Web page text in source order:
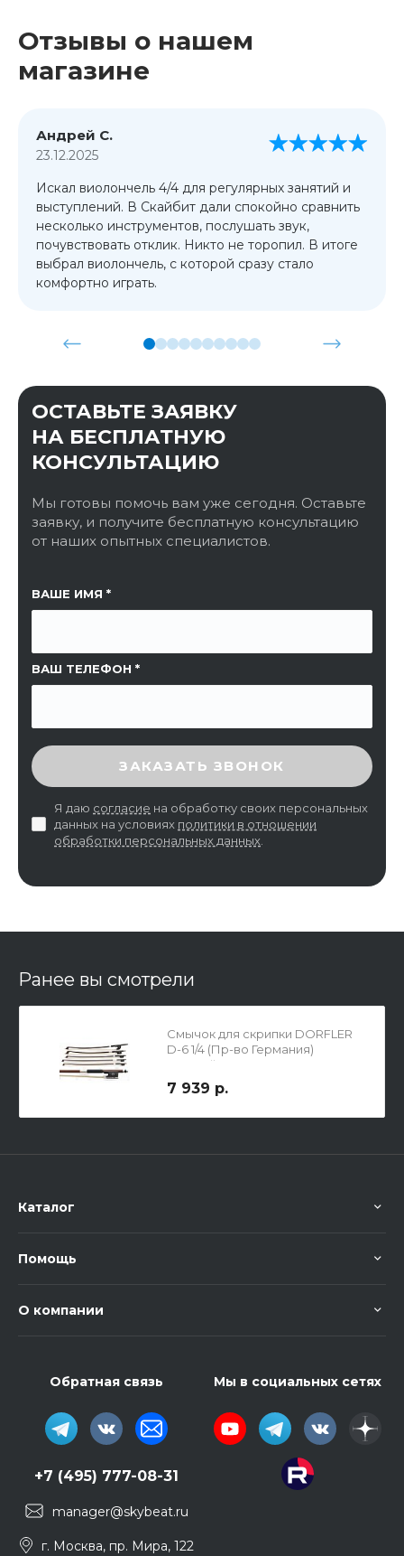
Отзывы о нашем
магазине
Андрей С.
23.12.2025
Искал виолончель 4/4 для регулярных занятий и
выступлений. В Скайбит дали спокойно сравнить
несколько инструментов, послушать звук,
почувствовать отклик. Никто не торопил. В итоге
выбрал виолончель, с которой сразу стало
комфортно играть.
ОСТАВЬТЕ ЗАЯВКУ
НА БЕСПЛАТНУЮ
КОНСУЛЬТАЦИЮ
Мы готовы помочь вам уже сегодня. Оставьте
заявку, и получите бесплатную консультацию
от наших опытных специалистов.
ВАШЕ ИМЯ
ВАШ ТЕЛЕФОН
ССЫЛКА НА СТРАНИЦУ
ВВЕДИТЕ ПРОВЕРОЧНЫЙ КОД
ЗАКАЗАТЬ ЗВОНОК
Я даю согласие на обработку своих персональных
данных на условиях политики в отношении
обработки персональных данных
Ранее вы смотрели
Смычок для скрипки DORFLER
D-6 1/4 (Пр-во Германия)
круглый
7 939 р.
Каталог
Помощь
О компании
Обратная связь
+7 (495) 777-08-31
manager@skybeat.ru
г. Москва, пр. Мира, 122
Мы в социальных сетях